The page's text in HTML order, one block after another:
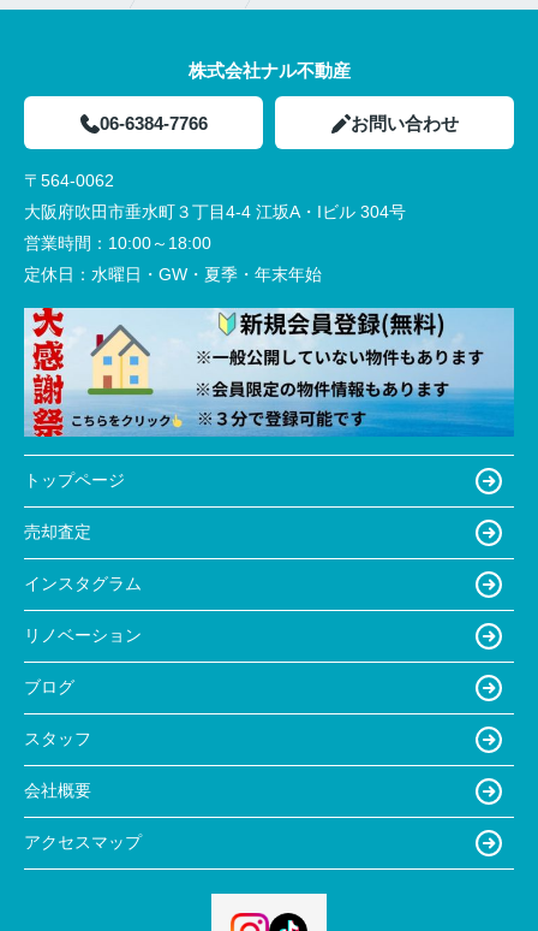
株式会社ナル不動産
06-6384-7766 お問い合わせ
〒564-0062
大阪府吹田市垂水町３丁目4-4 江坂A・Iビル 304号
営業時間： 10:00～18:00
定休日： 水曜日・GW・夏季・年末年始
トップページ
売却査定
インスタグラム
リノベーション
ブログ
スタッフ
会社概要
アクセスマップ